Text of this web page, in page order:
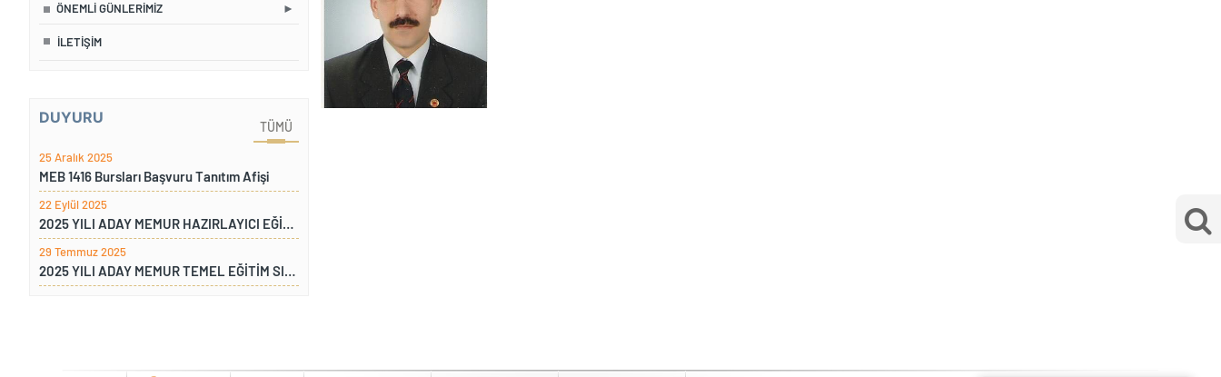
ÖNEMLI GÜNLERIMIZ
İLETIŞIM
DUYURU
TÜMÜ
25 Aralık 2025
MEB 1416 Bursları Başvuru Tanıtım Afişi
22 Eylül 2025
2025 YILI ADAY MEMUR HAZIRLAYICI EĞİTİM SINAVI SONUÇLARI
29 Temmuz 2025
2025 YILI ADAY MEMUR TEMEL EĞİTİM SINAVI SONUÇLARI